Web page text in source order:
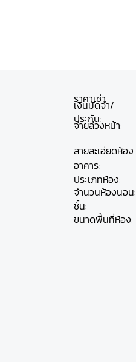
ลายละเอียดห้อง
อาคาร:
ประเภทห้อง:
จำนวนห้องนอน:
ชั้น:
ขนาดพื้นที่ห้อง:
ราคาเช่า
เงินมัดจำ/
ประกัน:
จ่ายล่วงหน้า: